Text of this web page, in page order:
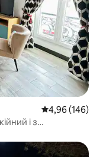
Середня
4,96 (146)
і з